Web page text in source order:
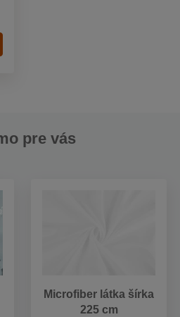
pre vás
Microfiber látka šírka
225 cm